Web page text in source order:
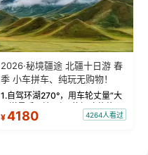
2026·秘境疆途 北疆十日游 春
季 小车拼车、纯玩无购物！
1.自驾环湖270°，用车轮丈量“大
西洋最后一滴眼泪”的极致蔚蓝，
让雪山、花海与深邃湖水在转弯
¥4180 4264人看过